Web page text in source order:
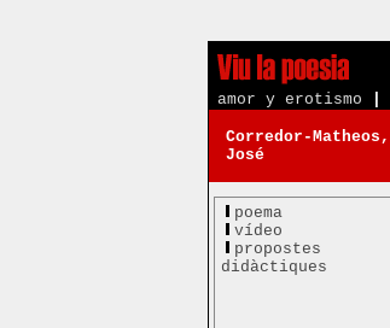
amor y erotismo
Corredor-Matheos,
José
poema
vídeo
propostes
didàctiques